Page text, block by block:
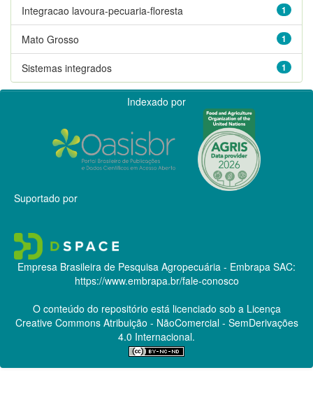
1
Integracao lavoura-pecuaria-floresta
1
Mato Grosso
1
Sistemas integrados
Indexado por
Suportado por
Empresa Brasileira de Pesquisa Agropecuária - Embrapa SAC:
https://www.embrapa.br/fale-conosco
O conteúdo do repositório está licenciado sob a Licença
Creative CommonsAtribuição - NãoComercial - SemDerivações
4.0 Internacional.